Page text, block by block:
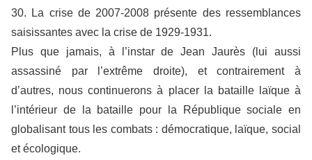
30. La crise de 2007-2008 présente des ressemblances
saisissantes avec la crise de 1929-1931.
Plus que jamais, à l’instar de Jean Jaurès (lui aussi
assassiné par l’extrême droite), et contrairement à
d’autres, nous continuerons à placer la bataille laïque à
l’intérieur de la bataille pour la République sociale en
globalisant tous les combats : démocratique, laïque, social
et écologique.